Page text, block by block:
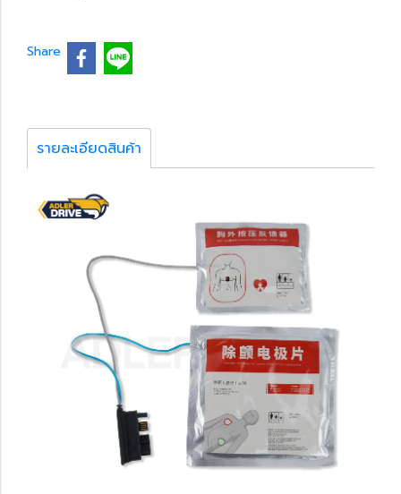
Share
รายละเอียดสินค้า